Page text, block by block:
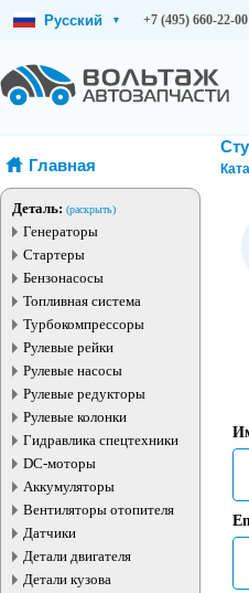
Русский ▾ +7 (495) 660-22-00
Главная
Деталь: (раскрыть)
Генераторы
Стартеры
Бензонасосы
Топливная система
Турбокомпрессоры
Рулевые рейки
Рулевые насосы
Рулевые редукторы
Рулевые колонки
Гидравлика спецтехники
DC-моторы
Аккумуляторы
Вентиляторы отопителя
Датчики
Детали двигателя
Детали кузова